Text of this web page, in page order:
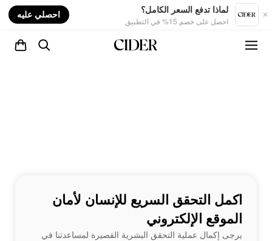
لماذا تدفع السعر الكامل؟
احصل على خصم 15% في التطبيق
احصلي عليه
اكمل التحقق السريع للإنسان لأمان
الموقع الإلكتروني
يرجى إكمال عملية التحقق البشرية القصيرة لمساعدتنا في